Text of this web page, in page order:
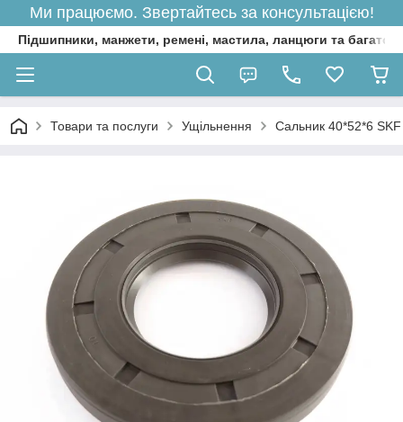
Ми працюємо. Звертайтесь за консультацією!
Підшипники, манжети, ремені, мастила, ланцюги та багато
Товари та послуги Ущільнення Сальник 40*52*6